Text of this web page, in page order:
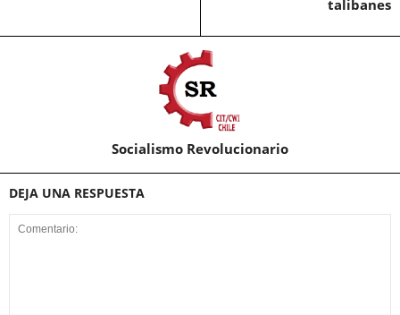
talibanes
Socialismo Revolucionario
DEJA UNA RESPUESTA